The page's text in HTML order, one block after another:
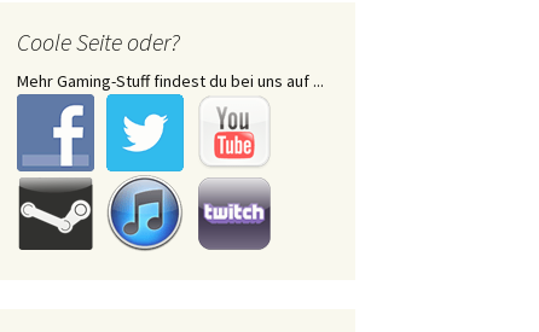
Coole Seite oder?
Mehr Gaming-Stuff findest du bei uns auf ...